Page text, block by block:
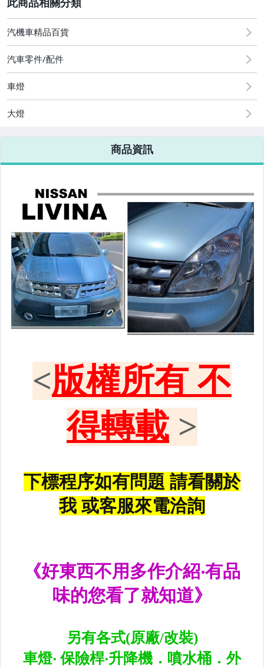
其他汽車零配件
原廠=規格大燈.正廠大燈
改裝=R8燈眉款DRL大燈
手工改=3D/CCFL/COB光圈魚眼大燈
客製=光圈魚眼導光條日行燈系列
超薄型HID氙氣燈泡.大燈燈泡
通用型DRL日行燈.R8日行燈
原廠型=角燈.晶鑽.黑框.黃角燈
前保桿小燈.晶鑽.黑框小燈
原廠型尾燈.紅白晶鑽尾燈
黑框尾燈.圓燈型尾燈.LED尾燈
前後保桿側燈.後保桿LED反光片
原廠型霧燈.晶鑽及燻黑霧燈.
各車系LED後保桿下霧燈
專用型魚眼霧燈.光圈魚眼霧燈
各車系專用DRL日行燈
車身標誌MARK.車身飾條
升降機.汽車零件.鈑金零件
汽機車精品百貨
汽車零件/配件
車燈
大燈
商品資訊